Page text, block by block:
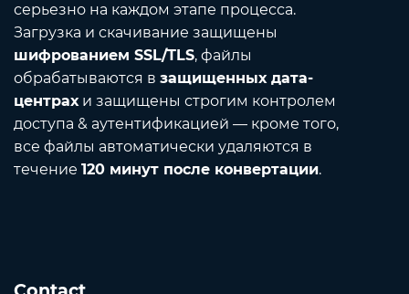
серьезно на каждом этапе процесса.
Загрузка и скачивание защищены
шифрованием SSL/TLS, файлы
обрабатываются в защищенных дата-
центрахи защищены строгим контролем
доступа & аутентификацией — кроме того,
все файлы автоматически удаляются в
течение 120 минут после конвертации.